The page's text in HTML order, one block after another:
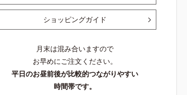
ショッピングガイド
月末は混み合いますので
お早めにご注文ください。
平日のお昼前後が比較的つながりやすい
時間帯です。